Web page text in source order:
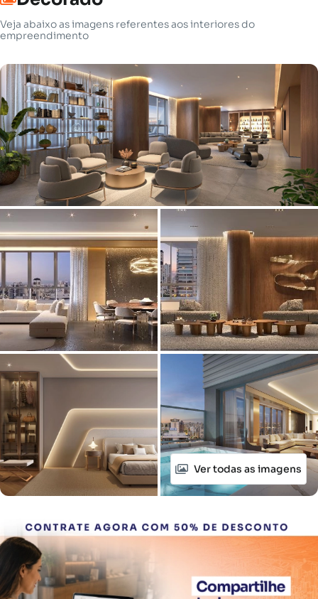
Veja abaixo as imagens referentes aos interiores do
empreendimento
Ver todas as imagens